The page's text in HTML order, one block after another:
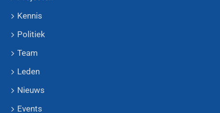
Kennis
Politiek
Team
Leden
Nieuws
Events